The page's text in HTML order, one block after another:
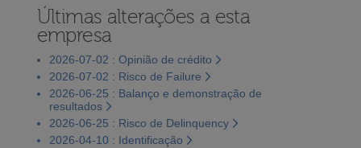
Últimas alterações a esta
empresa
2026-07-02 : Opinião de crédito
2026-07-02 : Risco de Failure
2026-06-25 : Balanço e demonstração de
resultados
2026-06-25 : Risco de Delinquency
2026-04-10 : Identificação